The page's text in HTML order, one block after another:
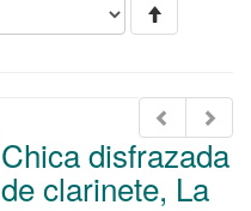
Chica disfrazada
de clarinete, La